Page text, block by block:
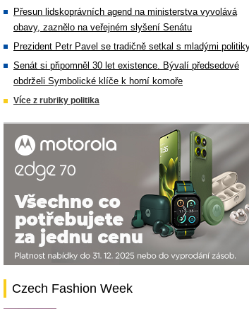
Přesun lidskoprávních agend na ministerstva vyvolává
obavy, zaznělo na veřejném slyšení Senátu
Prezident Petr Pavel se tradičně setkal s mladými
Senát si připomněl 30 let existence. Bývalí předsedové
obdrželi Symbolické klíče k horní komoře
Více z rubriky politika
Czech Fashion Week